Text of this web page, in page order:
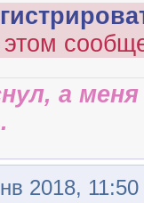
а
2018, 11:50